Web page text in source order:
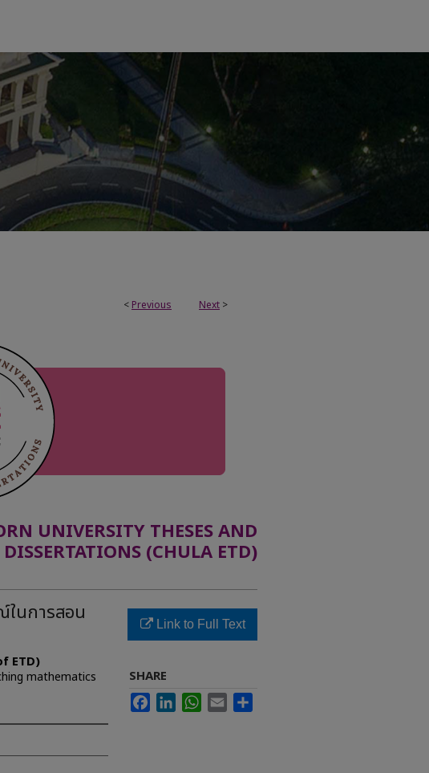
< Previous Next >
UNIVERSITY THESES AND
DISSERTATIONS (CHULA ETD)
นการสอน
ETD)
mathematics
Link to Full Text
SHARE
FacebookLinkedInWhatsApp
Email